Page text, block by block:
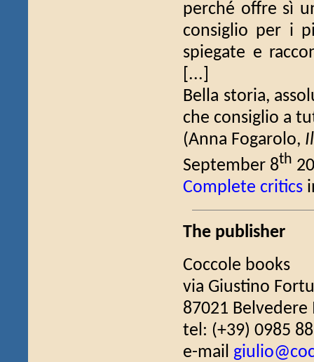
perché offre sì
consiglio per i
spiegate e
[...]
Bella storia,
che consiglio a
(Anna Fogarolo,
September 8th
Complete critics
The publisher
Coccole books
via Giustino
87021
tel: (+39) 0985
e-mail